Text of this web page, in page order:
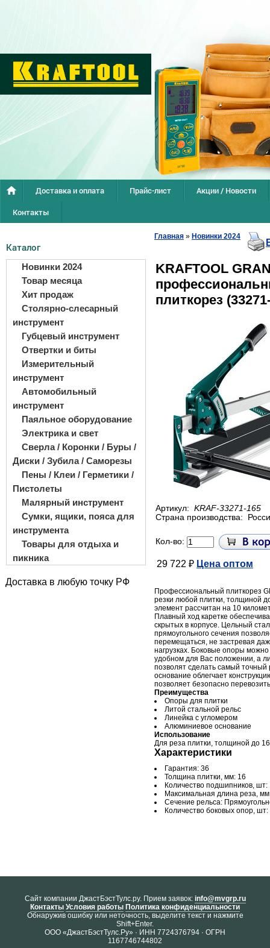
Доставка и оплата Прайс-лист
Акции / Новости
Контакты
Каталог
Новинки 2024
Товар месяца
Хит продаж
Столярно-слесарный
инструмент
Губцевый инструмент
Отвертки и биты
Измерительный
инструмент
Автомобильный
инструмент
Паяльное оборудование
Электрика и свет
Сверла / Коронки / Буры /
Диски / Зубила / Саморезы
Пены / Клеи / Герметики /
Пистолеты
Малярный инструмент
Сумки, ящики, пояса для
инструмента
Товары для отдыха и
пикника
Доставка в любую точку РФ
Главная » Новинки 2024
KRAFTOOL
плиткорез
Артикул: KRAF-33271-165
Страна производства:
Кол-во:
29 722 ₽ Цена оптом
Профессиональный плиткорез
резки любой плитки, толщиной
элемент рассчитан на 10
Плавный ход каретке
скрытых в корпусе. Цельный
прямоугольного сечения
перемещаться, не застревая
нагрузках. Боковые опоры
удобном для Вас положении, а
позволят сделать самый
основание облегчает
позволяет безопасно
Преимущества
Опоры для плитки
Литой стальной рельс
Линейка с угломером
Алюминиевое основание
Использование
Для реза плитки, толщиной до
Характеристики
Гарантия: 36
Толщина плитки, мм: 16
Количество подшипников, шт:
Максимальная длина реза,
Сечение рельса:
Количество боковых опор, шт:
Cайт компании ДжастБэстТулс.ру. Прием заявок: info@mvgrp.ru
Контакты Условия работы Политика конфиденциальности
Обнаружив ошибку или неточность, выделите текст и нажмите
Shift+Enter.
ООО «ДжастБэстТулс.Ру» · ИНН 7724376794 · ОГРН
1167746744802